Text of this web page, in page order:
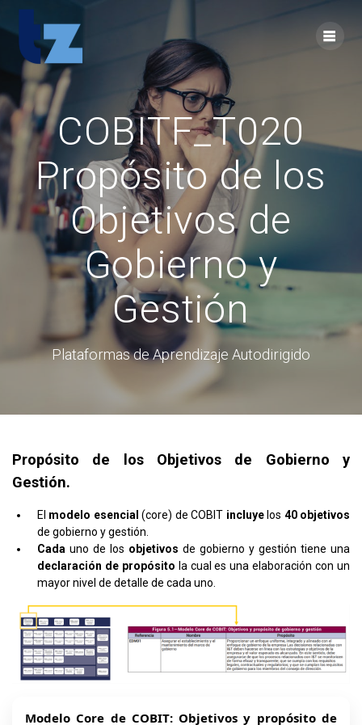
content
COBITF_T020
Propósito de los
Objetivos de
Gobierno y
Gestión
Plataformas de Aprendizaje Autodirigido
Propósito de los Objetivos de Gobierno y
Gestión.
El modelo esencial (core) de COBIT incluyelos 40 objetivos
de gobierno y gestión.
Cada uno de los objetivos de gobierno y gestión tiene una
declaración de propósito la cual es una elaboración con un
mayor nivel de detalle de cada uno.
Modelo Core de COBIT: Objetivos y propósito de